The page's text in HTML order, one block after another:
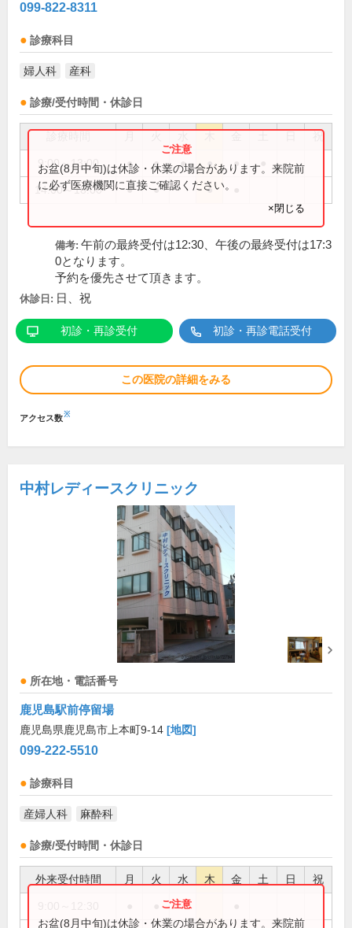
099-822-8311
診療科目
婦人科 産科
診療/受付時間・休診日
祝
9:00～13:00 ● ● ● ● ●
14:00～18:00 ● ● ●
お盆(8月中旬)は休診・休業の場合があります。来院前
に必ず医療機関に直接ご確認ください。
×閉じる
備考: 午前の最終受付は12:30、午後の最終受付は17:3
0となります。
予約を優先させて頂きます。
休診日: 日、祝
初診・再診受付 初診・再診電話受付
この医院の詳細をみる
アクセス数※
中村レディースクリニック
所在地・電話番号
鹿児島駅前停留場
鹿児島県鹿児島市上本町9-14 [地図]
099-222-5510
診療科目
産婦人科 麻酔科
診療/受付時間・休診日
外来受付時間 月 火 水 木 金 土 日 祝
お盆(8月中旬)は休診・休業の場合があります。来院前